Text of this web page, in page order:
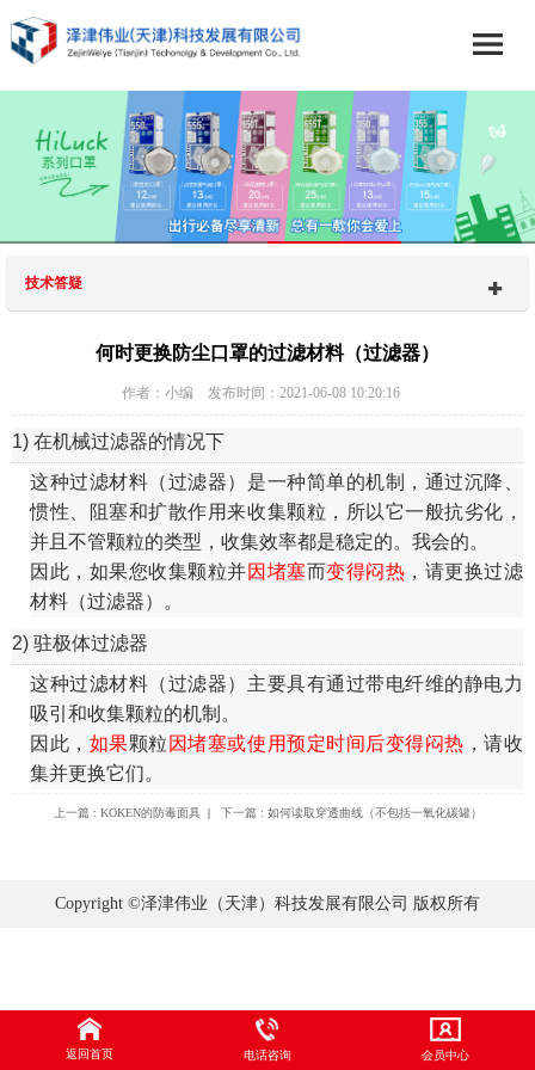
技术答疑
何时更换防尘口罩的过滤材料（过滤器）
作者：小编 发布时间：2021-06-08 10:20:16
1) 在机械过滤器的情况下
这种过滤材料（过滤器）是一种简单的机制，通过沉降、
惯性、阻塞和扩散作用来收集颗粒，所以它一般抗劣化，
并且不管颗粒的类型，收集效率都是稳定的。我会的。
因此，如果您收集颗粒并因堵塞而变得闷热 ，请更换过滤
材料（过滤器）。
2) 驻极体过滤器
这种过滤材料（过滤器）主要具有通过带电纤维的静电力
吸引和收集颗粒的机制。
因此， 如果颗粒 因堵塞或使用预定时间后变得闷热 ，请收
集并更换它们。
上一篇 : KOKEN的防毒面具| 下一篇 : 如何读取穿透曲线（不包括一氧化碳罐）
Copyright ©泽津伟业（天津）科技发展有限公司 版权所有
返回首页 电话咨询 会员中心